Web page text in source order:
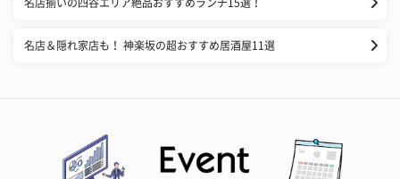
名店揃いの四谷エリア絶品おすすめランチ15選！
名店＆隠れ家店も！ 神楽坂の超おすすめ居酒屋11選